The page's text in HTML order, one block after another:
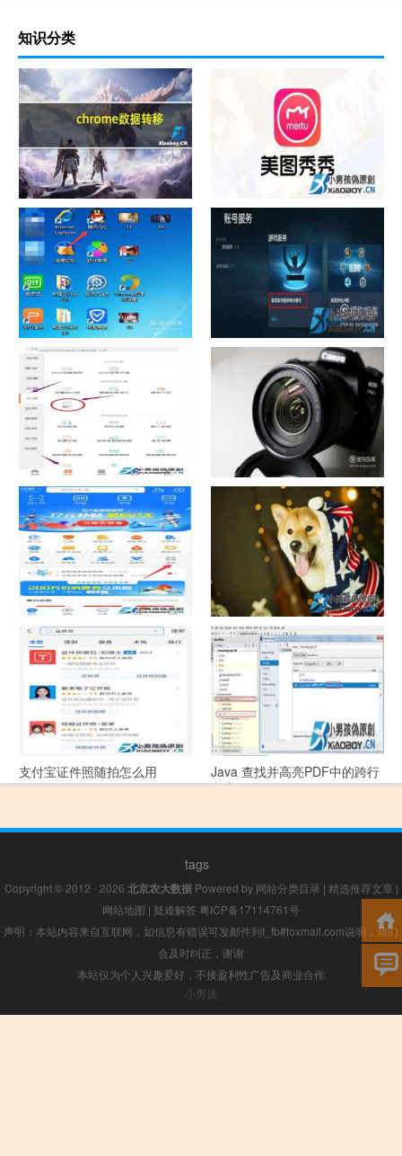
知识分类
chrome数据转移 怎样给照片换背景
如何看认识QQ好友具体多少天
了
战网怎么修改昵称？
中国联通手机营业厅销户操作
指引
摄影作品的欣赏方法
支付宝怎么拍违章挣钱？
宠物定位器app开发可以解决哪
些问题？
支付宝证件照随拍怎么用
Java 查找并高亮PDF中的跨行
文本
tags
Copyright © 2012 - 2026 北京农大数据Powered by 网站分类目录 | 精选推荐文章 |
网站地图 | 疑难解答 粤ICP备17114761号
声明：本站内容来自互联网，如信息有错误可发邮件到f_fb#foxmail.com说明，我们
会及时纠正，谢谢
本站仅为个人兴趣爱好，不接盈利性广告及商业合作
小男孩